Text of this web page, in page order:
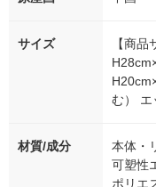
サイズ
【商
む） エ
材質/成分
本体・
可塑性
ポリエ